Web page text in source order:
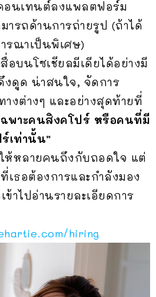
อนเทนต์ลงแพลตฟอร์ม
มารถด้านการถ่ายรูป (ถ้าได้
รณาเป็นพิเศษ)
อบนโซเชียลมีเดียได้อย่างมี
งดูด น่าสนใจ, จัดการ
างต่างๆ และอย่างสุดท้ายที่
ฉพาะคนสิงคโปร์ หรือคนที่มี
เท่านั้น”
ห้หลายคนถึงกับถอดใจ แต่
ธอต้องการและกำลังมอง
าไปอ่านรายละเอียดการ
hiring